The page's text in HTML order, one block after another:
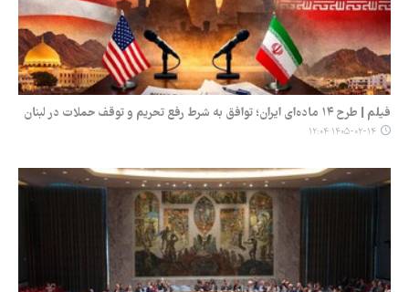
فیلم | طرح ۱۴ ماده‌ای ایران؛ توافق به شرط رفع تحریم و توقف حملات در لبنان
۱۴۰۵-۰۲-۱۴ ۱۲:۰۴